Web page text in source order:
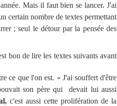
Mais il faut bien se lancer. J'ai
certain nombre de textes permettant
; seul le détour par la pensée des
bon de lire les textes suivants avant
ce que l'on est. « J'ai souffert d'être
son père qui devait lui aussi
c'est aussi cette prolifération de la